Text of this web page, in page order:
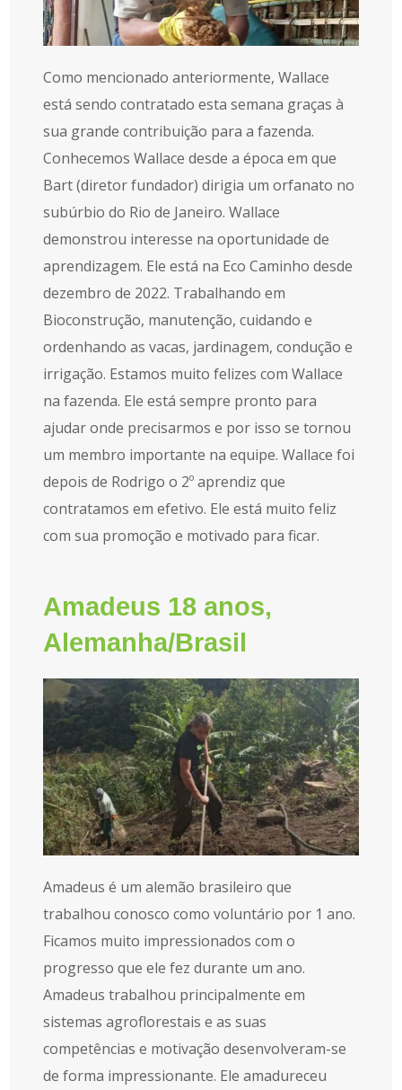
Como mencionado anteriormente, Wallace
está sendo contratado esta semana graças à
sua grande contribuição para a fazenda.
Conhecemos Wallace desde a época em que
Bart (diretor fundador) dirigia um orfanato no
subúrbio do Rio de Janeiro. Wallace
demonstrou interesse na oportunidade de
aprendizagem. Ele está na Eco Caminho desde
dezembro de 2022. Trabalhando em
Bioconstrução, manutenção, cuidando e
ordenhando as vacas, jardinagem, condução e
irrigação. Estamos muito felizes com Wallace
na fazenda. Ele está sempre pronto para
ajudar onde precisarmos e por isso se tornou
um membro importante na equipe. Wallace foi
depois de Rodrigo o 2º aprendiz que
contratamos em efetivo. Ele está muito feliz
com sua promoção e motivado para ficar.
Amadeus 18 anos,
Alemanha/Brasil
Amadeus é um alemão brasileiro que
trabalhou conosco como voluntário por 1 ano.
Ficamos muito impressionados com o
progresso que ele fez durante um ano.
Amadeus trabalhou principalmente em
sistemas agroflorestais e as suas
competências e motivação desenvolveram-se
de forma impressionante. Ele amadureceu